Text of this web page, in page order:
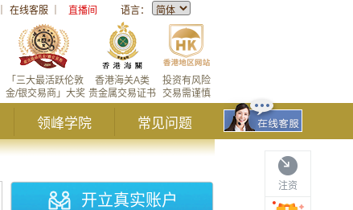
在线客服 直播间 语言：
投资有风险
交易需谨慎
香港海关A类
贵金属交易证书
「三大最活跃伦敦
金/银交易商」大奖
领峰学院 常见问题
注资
开立真实账户